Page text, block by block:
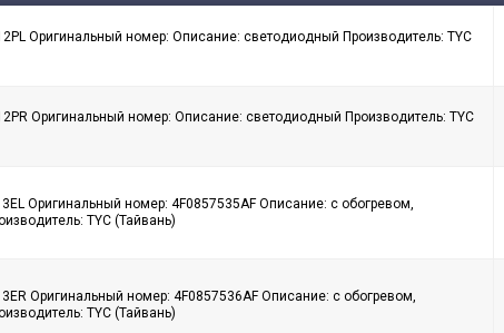
Оригинальный номер: Описание: светодиодный Производитель: TYC
Оригинальный номер: Описание: светодиодный Производитель: TYC
Оригинальный номер: 4F0857535AF Описание: с обогревом,
TYC (Тайвань)
Оригинальный номер: 4F0857536AF Описание: с обогревом,
TYC (Тайвань)